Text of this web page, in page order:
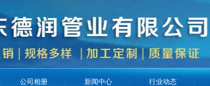
公司相册 新闻中心 行业动态